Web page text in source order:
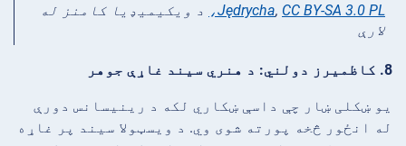
Jędrycha, CC BY-SA 3.0 PL،
د ويکيميډيا کامنز له
لارې
8. کاظمیرز دولني: د هنري سیند غاړې جوهر
یو ښکلی ښار چې داسې ښکاري لکه د رینیسانس دورې
له انځور څخه پورته شوی وي. د ویسټولا سیند پر غاړه